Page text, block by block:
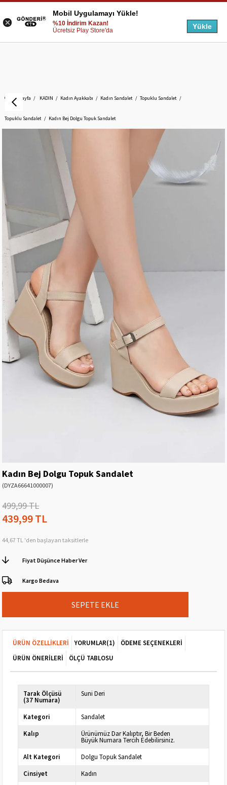
Anasayfa KADIN Kadın Ayakkabı Kadın Sandalet Topuklu Sandalet
Topuklu Sandalet Kadın Bej Dolgu Topuk Sandalet
Kadın Bej Dolgu Topuk Sandalet
(DYZA66641000007)
499,99 TL
439,99 TL
44,67 TL 'den başlayan taksitlerle
Fiyat Düşünce Haber Ver
Kargo Bedava
ÜRÜN ÖZELLIKLERI YORUMLAR(1)
ÖDEME SEÇENEKLERI
ÜRÜN ÖNERILERI
ÖLÇÜ TABLOSU
Tarak Ölçüsü
(37 Numara)
Suni Deri
Kategori
Sandalet
Kalıp
Ürünümüz Dar Kalıptır, Bir Beden
Büyük Numara Tercih Edebilirsiniz.
Alt Kategori
Dolgu Topuk Sandalet
Cinsiyet
Kadın
Mobil Uygulamayı Yükle!
%10 İndirim Kazan!
Ücretsiz Play Store'da
Yükle